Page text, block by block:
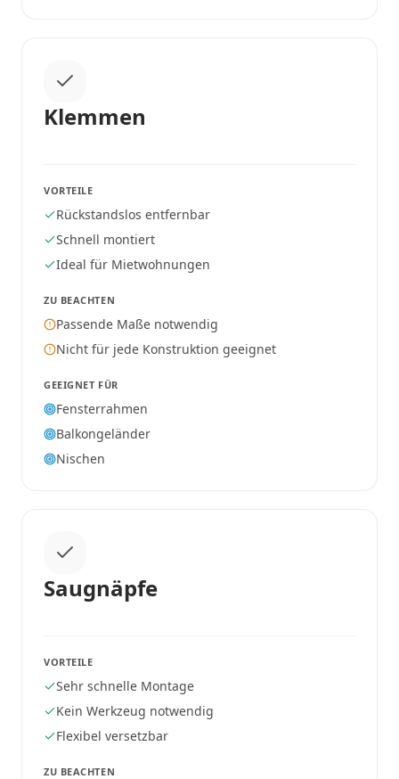
Klemmen
VORTEILE
Rückstandslos entfernbar
Schnell montiert
Ideal für Mietwohnungen
ZU BEACHTEN
Passende Maße notwendig
Nicht für jede Konstruktion geeignet
GEEIGNET FÜR
Fensterrahmen
Balkongeländer
Nischen
Saugnäpfe
VORTEILE
Sehr schnelle Montage
Kein Werkzeug notwendig
Flexibel versetzbar
ZU BEACHTEN